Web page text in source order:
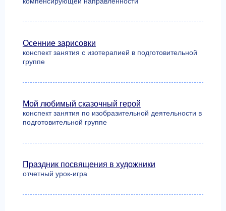
Осенние зарисовки
конспект занятия с изотерапией в подготовительной
группе
Мой любимый сказочный герой
конспект занятия по изобразительной деятельности в
подготовительной группе
Праздник посвящения в художники
отчетный урок-игра